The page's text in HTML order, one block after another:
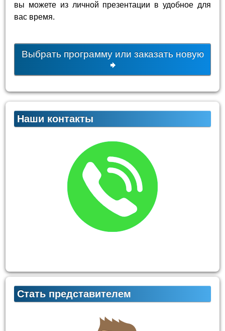
вы можете из личной презентации в удобное для
вас время.
Выбрать программу или заказать новую
Наши контакты
Стать представителем